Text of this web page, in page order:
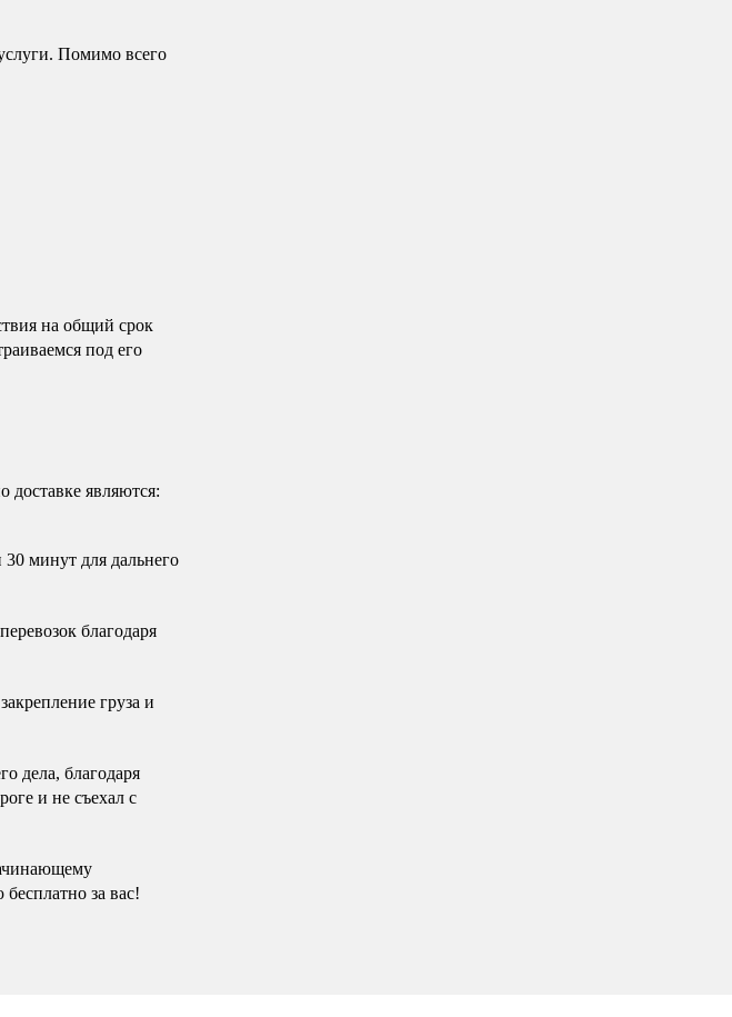
Помимо всего
на общий срок
под его
являются:
минут для дальнего
благодаря
груза и
дела, благодаря
и не съехал с
за вас!